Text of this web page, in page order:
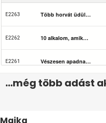
...még több adást
Majka